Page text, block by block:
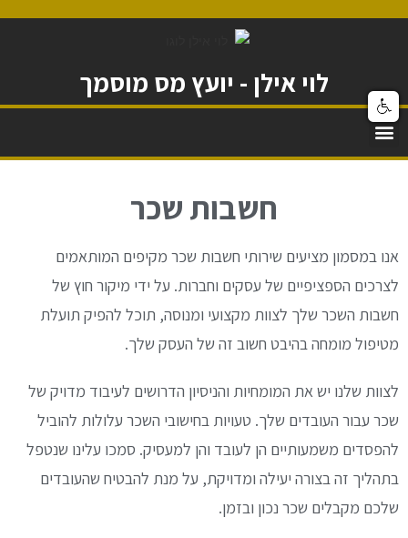
לוי אילן - יועץ מס מוסמך
חשבות שכר
אנו במסמון מציעים שירותי חשבות שכר מקיפים המותאמים
לצרכים הספציפיים של עסקים וחברות. על ידי מיקור חוץ של
חשבות השכר שלך לצוות מקצועי ומנוסה, תוכל להפיק תועלת
מטיפול מומחה בהיבט חשוב זה של העסק שלך.
לצוות שלנו יש את המומחיות והניסיון הדרושים לעיבוד מדויק של
שכר עבור העובדים שלך. טעויות בחישובי השכר עלולות להוביל
להפסדים משמעותיים הן לעובד והן למעסיק. סמכו עלינו שנטפל
בתהליך זה בצורה יעילה ומדויקת, על מנת להבטיח שהעובדים
שלכם מקבלים שכר נכון ובזמן.